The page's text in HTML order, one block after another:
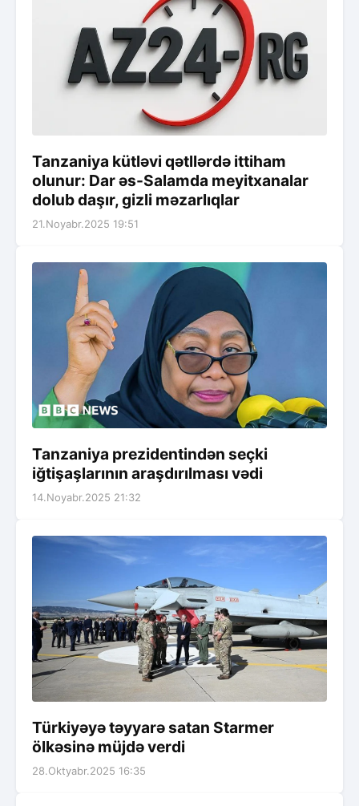
Tanzaniya kütləvi qətllərdə ittiham
olunur: Dar əs-Salamda meyitxanalar
dolub daşır, gizli məzarlıqlar
21.Noyabr.2025 19:51
Tanzaniya prezidentindən seçki
iğtişaşlarının araşdırılması vədi
14.Noyabr.2025 21:32
Türkiyəyə təyyarə satan Starmer
ölkəsinə müjdə verdi
28.Oktyabr.2025 16:35